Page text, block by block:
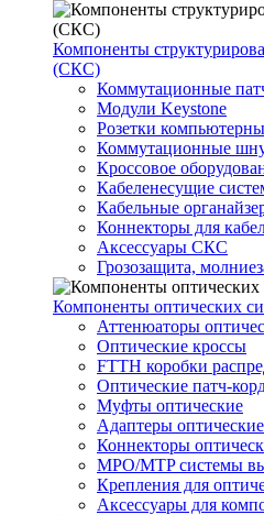
Компоненты
(СКС)
Коммутационные
Модули Keystone
Розетки
Коммутационные
Кроссовое
Кабеленесущие
Кабельные
Коннекторы для
Аксессуары СКС
Грозозащита,
Компоненты оптических
Аттенюаторы
Оптические кроссы
FTTH коробки
Оптические патч-
Муфты оптические
Адаптеры оптические
Коннекторы
MPO/MTP системы
Крепления для
Аксессуары для